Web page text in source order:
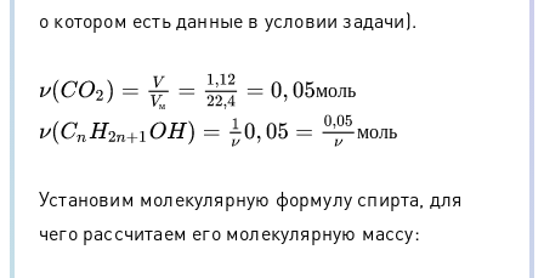
о котором есть данные в условии задачи).
м
моль
ν(CO2)=V Vм 1,1222 ,4=0, 05мо ль
моль
ν(CnH 2n+ OH)=1ν0 05 =0,05νм оль
Установим молекулярную формулу спирта, для
чего рассчитаем его молекулярную массу: